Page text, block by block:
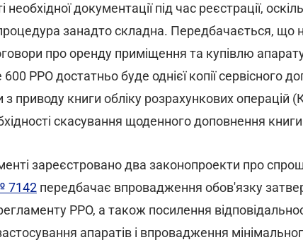
необхідної документації під час реєстрації,
занадто складна. Передбачається, що
про оренду приміщення та купівлю
600 РРО достатньо буде однієї копії сервісного
з приводу книги обліку розрахункових операцій
скасування щоденного доповнення
зареєстровано два законопроекти про
7142 передбачає впровадження обов'язку
РРО, а також посилення
апаратів і впровадження